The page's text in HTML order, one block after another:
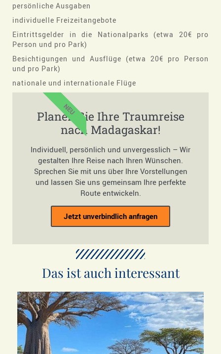
persönliche Ausgaben
individuelle Freizeitangebote
Eintrittsgelder in die Nationalparks (etwa 20€ pro
Person und pro Park)
Besichtigungen und Ausflüge (etwa 20€ pro Person
und pro Park)
nationale und internationale Flüge
Planen Sie Ihre Traumreise
nach Madagaskar!
Individuell, persönlich und unvergesslich – Wir
gestalten Ihre Reise nach Ihren Wünschen.
Sprechen Sie mit uns über Ihre Vorstellungen
und lassen Sie uns gemeinsam Ihre perfekte
Route entwickeln.
Jetzt unverbindlich anfragen
NEU
Das ist auch interessant